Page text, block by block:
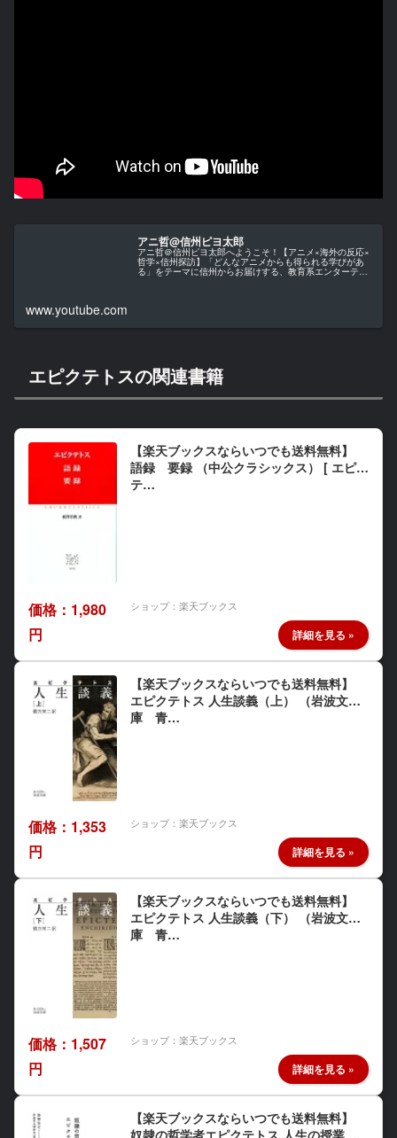
アニ哲@信州ピヨ太郎
アニ哲＠信州ピヨ太郎へようこそ！【アニメ×海外の反応×
哲学×信州探訪】「どんなアニメからも得られる学びがあ
る」をテーマに信州からお届けする、教育系エンターテイ
www.youtube.com
エピクテトスの関連書籍
【楽天ブックスならいつでも送料無料】
語録 要録 （中公クラシックス） [ エピク
テ…
価格：1,980
円
ショップ：楽天ブックス
【楽天ブックスならいつでも送料無料】
エピクテトス 人生談義（上） （岩波文
庫 青…
価格：1,353
円
ショップ：楽天ブックス
【楽天ブックスならいつでも送料無料】
エピクテトス 人生談義（下） （岩波文
庫 青…
価格：1,507
円
ショップ：楽天ブックス
【楽天ブックスならいつでも送料無料】